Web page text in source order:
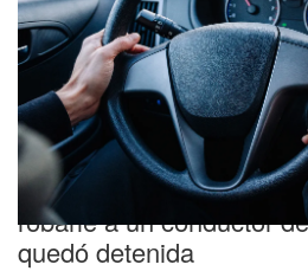
Inseguridad
Fingió ser una pasajera
robarle a un conductor
quedó detenida